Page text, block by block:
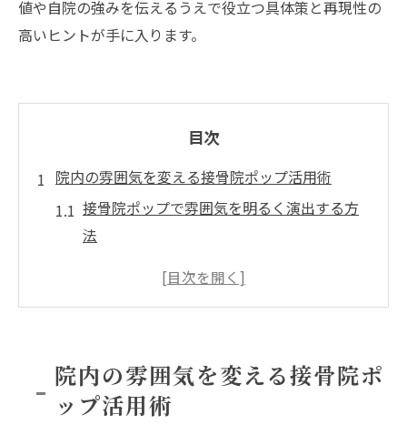
値や自院の強みを伝えるうえで役立つ具体策と再現性の
高いヒントが手に入ります。
目次
院内の雰囲気を変える接骨院ポップ活用術
接骨院ポップで雰囲気を明るく演出する方
法
整骨院チラシデザインの工夫で印象アップ
患者目線で考える接骨院掲示物の役割
患者の行動を引き出す接骨院の掲示デザイン事
院内の雰囲気を変える接骨院ポ
ップ活用術